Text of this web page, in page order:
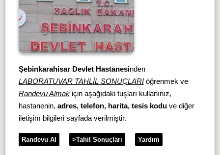
Şebinkarahisar Devlet Hastanesinden
LABORATUVAR TAHLİL SONUÇLARIöğrenmek ve
Randevu Almakiçin aşağıdaki tuşları kullanınız,
hastanenin, adres, telefon, harita, tesis koduve diğer
iletişim bilgileri sayfada verilmiştir.
Randevu Al >Tahil Sonuçları Yardım